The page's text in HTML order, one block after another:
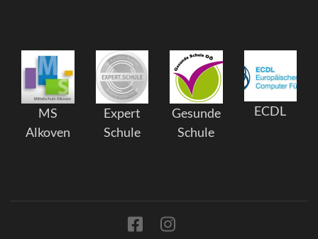
MS
Alkoven
Expert
Schule
Gesunde
Schule
ECDL